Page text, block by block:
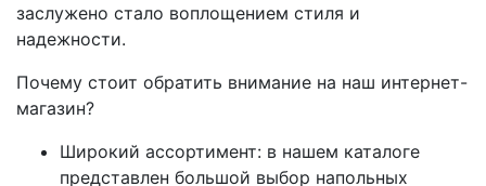
заслужено стало воплощением стиля и
надежности.
Почему стоит обратить внимание на наш интернет-
магазин?
Широкий ассортимент: в нашем каталоге
представлен большой выбор напольных